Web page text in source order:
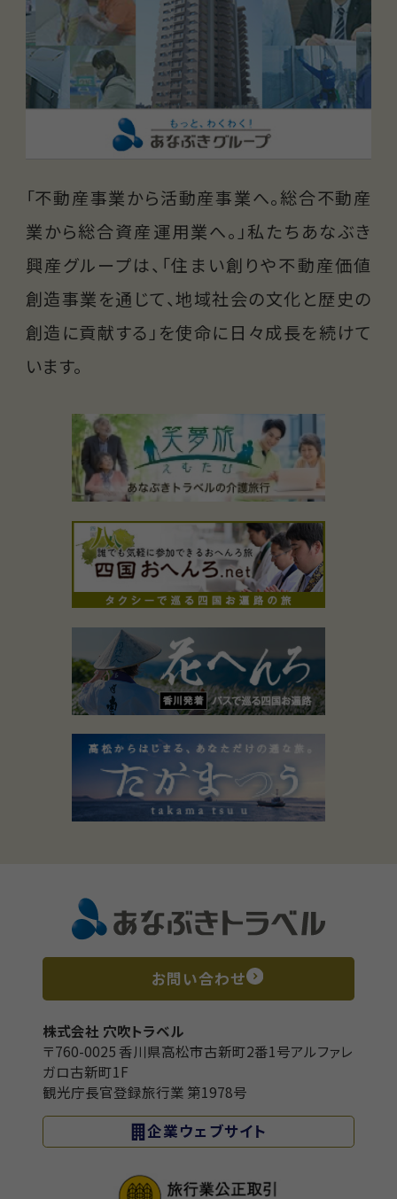
「不動産事業から活動産事業へ。総合不動産
業から総合資産運用業へ。」私たちあなぶき
興産グループは、「住まい創りや不動産価値
創造事業を通じて、地域社会の文化と歴史の
創造に貢献する」を使命に日々成長を続けて
います。
お問い合わせ
株式会社 穴吹トラベル
〒760-0025 香川県高松市古新町2番1号アルファレ
ガロ古新町1F
観光庁長官登録旅行業 第1978号
企業ウェブサイト